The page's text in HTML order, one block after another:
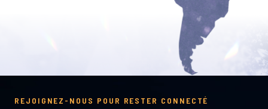
REJOIGNEZ-NOUS POUR RESTER CONNECTÉ